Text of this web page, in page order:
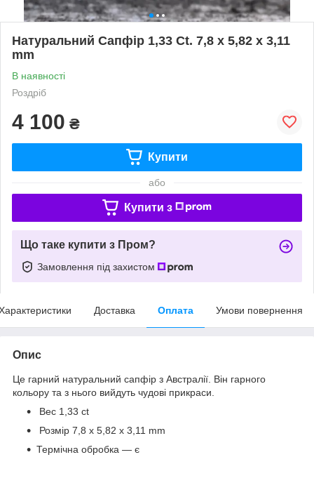
Натуральний Сапфір 1,33 Ct. 7,8 х 5,82 х 3,11
mm
В наявності
Роздріб
4 100 ₴
Купити
або
Купити з
Що таке купити з Пром?
Замовлення під захистом
Доставка Оплата Умови повернення
Опис
Це гарний натуральний сапфір з Австралії. Він гарного
кольору та з нього вийдуть чудові прикраси.
​​Вес 1,33 сt
Розмір 7,8 х 5,82 х 3,11 mm
Термічна обробка — є